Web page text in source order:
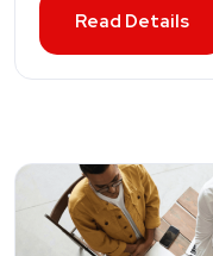
Read Details